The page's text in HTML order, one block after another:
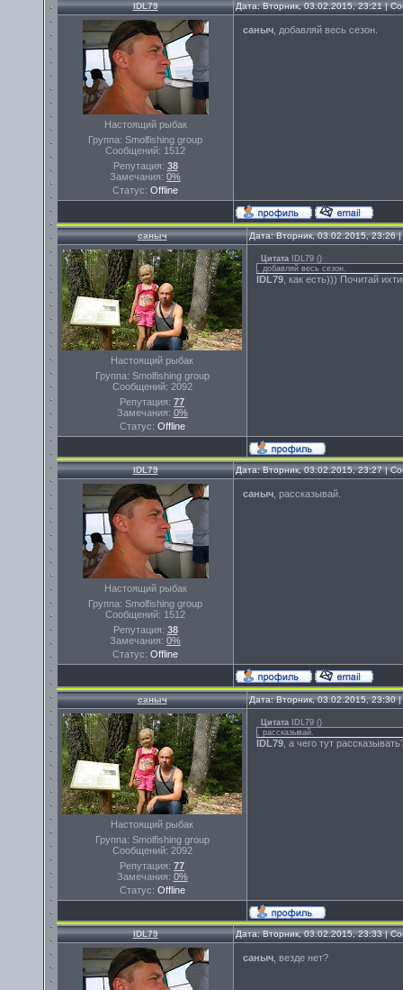
IDL79 Дата: Вторник, 03.02.2015, 23:21 |
Настоящий рыбак
Группа: Smolfishing group
Сообщений: 1512
Репутация: 38
Замечания: 0%
Статус: Offline
саныч , добавляй весь сезон.
саныч Дата: Вторник, 03.02.2015, 23:26
Настоящий рыбак
Группа: Smolfishing group
Сообщений: 2092
Репутация: 77
Замечания: 0%
Статус: Offline
Цитата IDL79 ()
, добавляй весь сезон.
IDL79 , как есть))) Почитай
IDL79 Дата: Вторник, 03.02.2015, 23:27 |
Настоящий рыбак
Группа: Smolfishing group
Сообщений: 1512
Репутация: 38
Замечания: 0%
Статус: Offline
саныч , рассказывай.
саныч Дата: Вторник, 03.02.2015, 23:30
Настоящий рыбак
Группа: Smolfishing group
Сообщений: 2092
Репутация: 77
Замечания: 0%
Статус: Offline
Цитата IDL79 ()
, рассказывай.
IDL79 , а чего тут
IDL79 Дата: Вторник, 03.02.2015, 23:33 |
саныч , везде нет?